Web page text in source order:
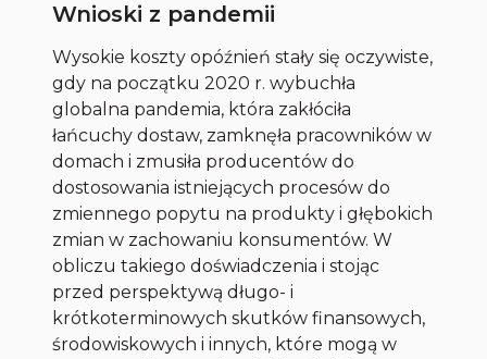
Wnioski z pandemii
Wysokie koszty opóźnień stały się oczywiste,
gdy na początku 2020 r. wybuchła
globalna pandemia, która zakłóciła
łańcuchy dostaw, zamknęła pracowników w
domach i zmusiła producentów do
dostosowania istniejących procesów do
zmiennego popytu na produkty i głębokich
zmian w zachowaniu konsumentów. W
obliczu takiego doświadczenia i stojąc
przed perspektywą długo- i
krótkoterminowych skutków finansowych,
środowiskowych i innych, które mogą w